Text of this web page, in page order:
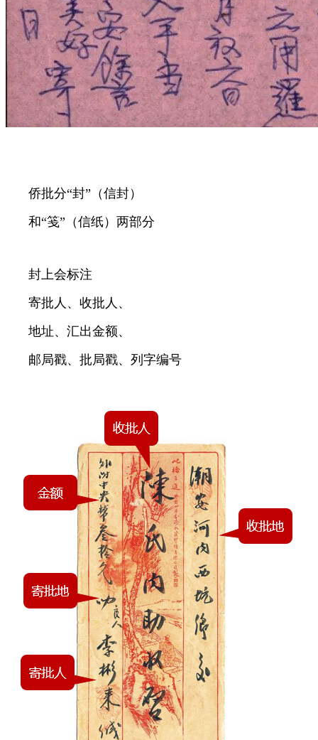
侨批分“封”（信封）
和“笺”（信纸）两部分
封上会标注
寄批人、收批人、
地址、汇出金额、
邮局戳、批局戳、列字编号